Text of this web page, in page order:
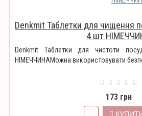
Denkmit Таблетки для чищення
4 шт
Denkmit Таблетки для чистоти
НІМЕЧЧИНАМожна використовувати
173 грн